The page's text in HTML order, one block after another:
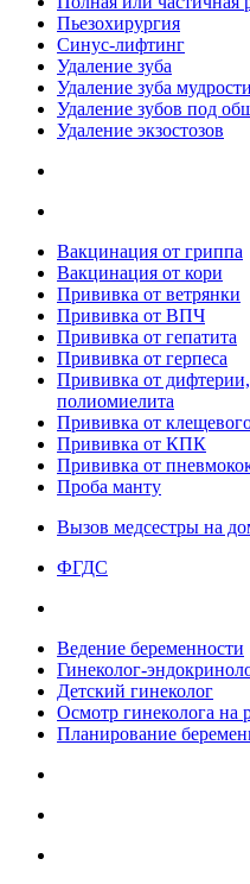
Пьезохирургия
Синус-лифтинг
Удаление зуба
Удаление зуба мудрости
Удаление зубов под
Удаление экзостозов
Вакцинация от гриппа
Вакцинация от кори
Прививка от ветрянки
Прививка от ВПЧ
Прививка от гепатита
Прививка от герпеса
Прививка от
полиомиелита
Прививка от
Прививка от КПК
Прививка от
Проба манту
Вызов медсестры на
ФГДС
Ведение беременности
Гинеколог-
Детский гинеколог
Осмотр гинеколога на
Планирование